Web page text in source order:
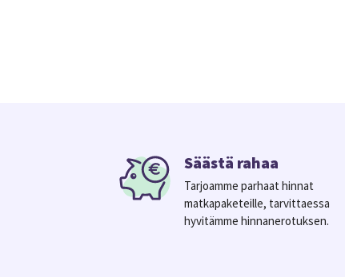
Säästä rahaa
Tarjoamme parhaat hinnat
matkapaketeille, tarvittaessa
hyvitämme hinnanerotuksen.